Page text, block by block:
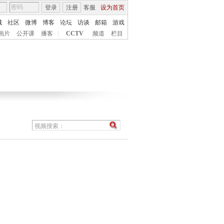
客服 设为首页
登录 注册
社区 微博 博客 论坛 访谈 邮箱
游戏
片
公开课 播客 CCTV 频道 栏目